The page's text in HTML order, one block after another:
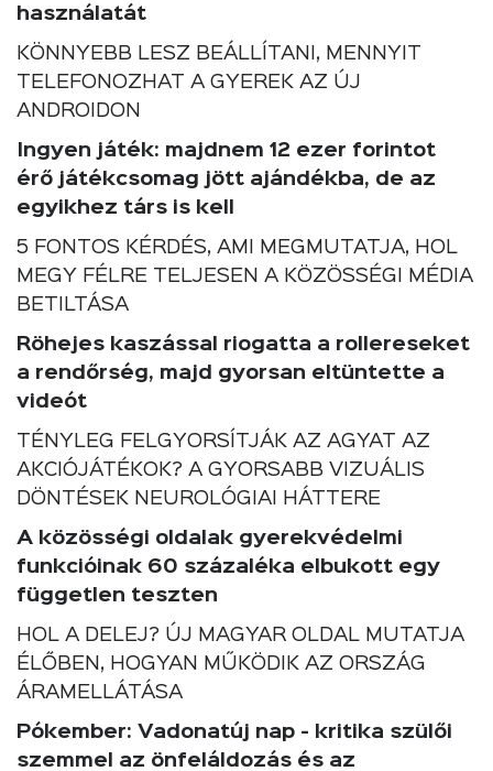
használatát
KÖNNYEBB LESZ BEÁLLÍTANI, MENNYIT
TELEFONOZHAT A GYEREK AZ ÚJ
ANDROIDON
Ingyen játék: majdnem 12 ezer forintot
érő játékcsomag jött ajándékba, de az
egyikhez társ is kell
5 FONTOS KÉRDÉS, AMI MEGMUTATJA, HOL
MEGY FÉLRE TELJESEN A KÖZÖSSÉGI MÉDIA
BETILTÁSA
Röhejes kaszással riogatta a rollereseket
a rendőrség, majd gyorsan eltüntette a
videót
TÉNYLEG FELGYORSÍTJÁK AZ AGYAT AZ
AKCIÓJÁTÉKOK? A GYORSABB VIZUÁLIS
DÖNTÉSEK NEUROLÓGIAI HÁTTERE
A közösségi oldalak gyerekvédelmi
funkcióinak 60 százaléka elbukott egy
független teszten
HOL A DELEJ? ÚJ MAGYAR OLDAL MUTATJA
ÉLŐBEN, HOGYAN MŰKÖDIK AZ ORSZÁG
ÁRAMELLÁTÁSA
Pókember: Vadonatúj nap - kritika szülői
szemmel az önfeláldozás és az